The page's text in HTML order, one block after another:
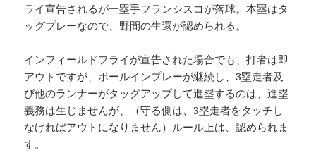
ライ宣告されるが一塁手フランシスコが落球。本塁はタ
ッグプレーなので、野間の生還が認められる。
インフィールドフライが宣告された場合でも、打者は即
アウトですが、ボールインプレーが継続し、3塁走者及
び他のランナーがタッグアップして進塁するのは、進塁
義務は生じませんが、（守る側は、3塁走者をタッチし
なければアウトになりません）ルール上は、認められま
す。